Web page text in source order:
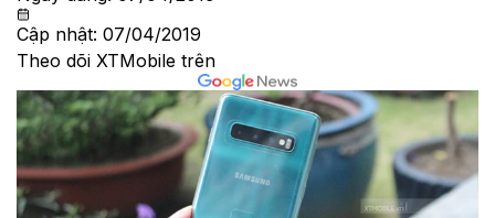
Cập nhật: 07/04/2019
Theo dõi XTMobile trên